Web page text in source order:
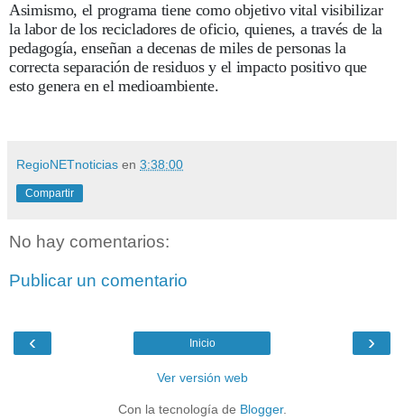
Asimismo, el programa tiene como objetivo vital visibilizar
la labor de los recicladores de oficio, quienes, a través de la
pedagogía, enseñan a decenas de miles de personas la
correcta separación de residuos y el impacto positivo que
esto genera en el medioambiente.
RegioNETnoticias en 3:38:00
Compartir
No hay comentarios:
Publicar un comentario
‹ ›
Inicio
Ver versión web
Con la tecnología de Blogger.